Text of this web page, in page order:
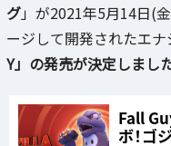
グ」が2021年5月14日(
ージして開発されたエ
Y」の発売が決定しまし